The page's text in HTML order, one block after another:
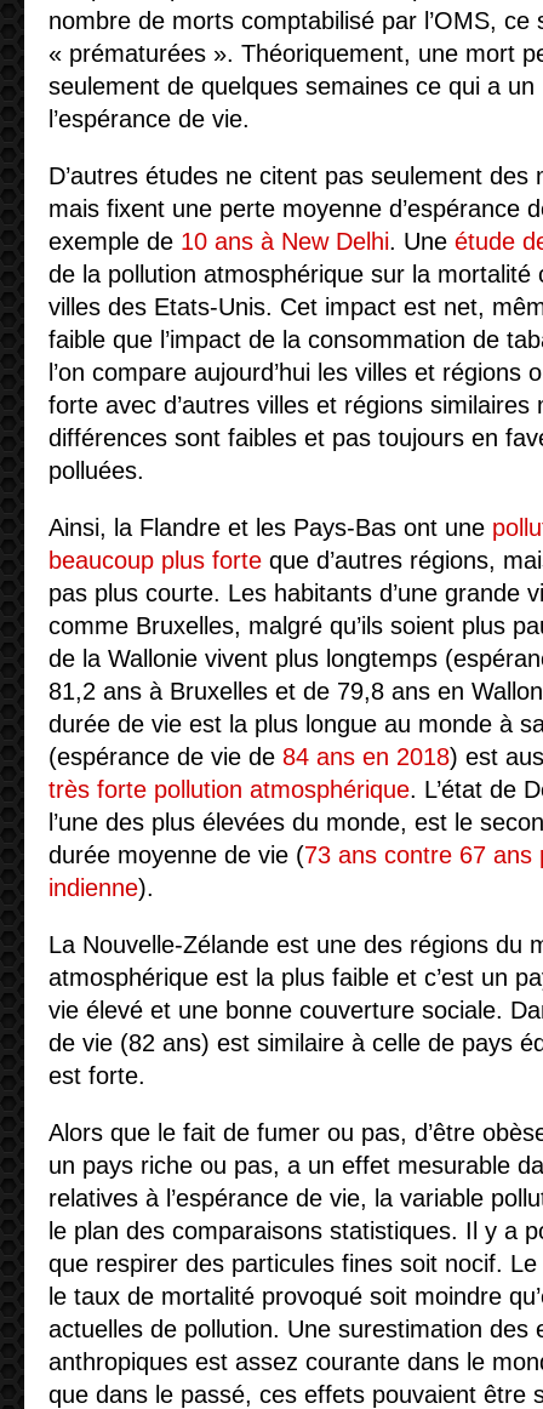
nombre de morts comptabilisé par l’OMS, ce
« prématurées ». Théoriquement, une mort
seulement de quelques semaines ce qui a
l’espérance de vie.
D’autres études ne citent pas seulement des
mais fixent une perte moyenne d’espérance
exemple de 10 ans à New Delhi. Une étude
de la pollution atmosphérique sur la mortalité
villes des Etats-Unis. Cet impact est net,
faible que l’impact de la consommation de
l’on compare aujourd’hui les villes et régions
forte avec d’autres villes et régions similaires
différences sont faibles et pas toujours en
polluées.
Ainsi, la Flandre et les Pays-Bas ont une
beaucoup plus forte que d’autres régions,
pas plus courte. Les habitants d’une grande
comme Bruxelles, malgré qu’ils soient plus
de la Wallonie vivent plus longtemps
81,2 ans à Bruxelles et de 79,8 ans en
durée de vie est la plus longue au monde à
(espérance de vie de 84 ans en 2018) est
très forte pollution atmosphérique. L’état de
l’une des plus élevées du monde, est le
durée moyenne de vie (73 ans contre 67 ans
indienne).
La Nouvelle-Zélande est une des régions du
atmosphérique est la plus faible et c’est un
vie élevé et une bonne couverture sociale.
de vie (82 ans) est similaire à celle de pays
est forte.
Alors que le fait de fumer ou pas, d’être
un pays riche ou pas, a un effet mesurable
relatives à l’espérance de vie, la variable
le plan des comparaisons statistiques. Il y a
que respirer des particules fines soit nocif.
le taux de mortalité provoqué soit moindre
actuelles de pollution. Une surestimation des
anthropiques est assez courante dans le
que dans le passé, ces effets pouvaient être